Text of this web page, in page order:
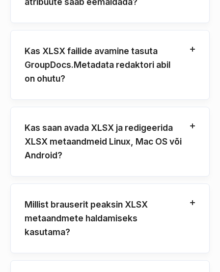
Kas XLSX failide avamine tasuta
GroupDocs.Metadata redaktori abil
on ohutu?
Kas saan avada XLSX ja redigeerida
XLSX metaandmeid Linux, Mac OS või
Android?
Millist brauserit peaksin XLSX
metaandmete haldamiseks
kasutama?